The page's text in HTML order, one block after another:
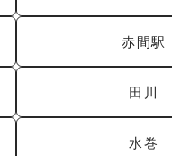
赤間駅
田川
水巻